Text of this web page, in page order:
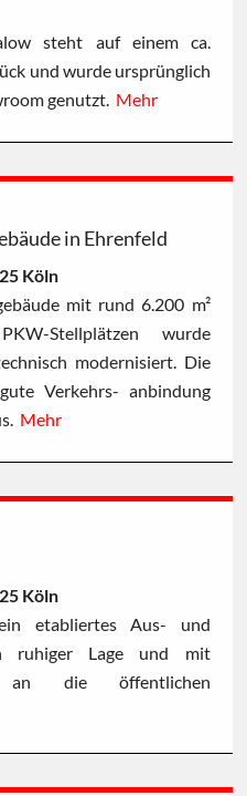
steht auf einem ca.
und wurde ursprünglich
genutzt. Mehr
in Ehrenfeld
Köln
mit rund 6.200 m²
Stellplätzen wurde
modernisiert. Die
Verkehrs- anbindung
Mehr
Köln
etabliertes Aus- und
ruhiger Lage und mit
an die öffentlichen